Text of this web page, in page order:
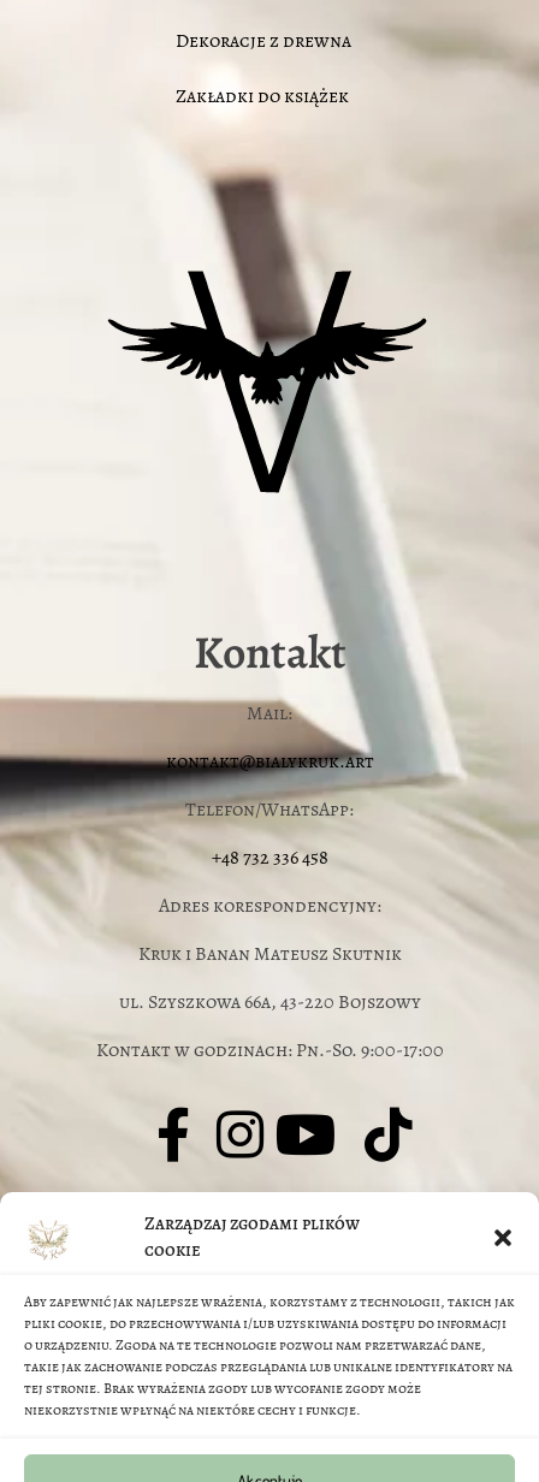
Zarządzaj zgodami plików
cookie
Aby zapewnić jak najlepsze wrażenia, korzystamy z technologii, takich jak
pliki cookie, do przechowywania i/lub uzyskiwania dostępu do informacji
o urządzeniu. Zgoda na te technologie pozwoli nam przetwarzać dane,
takie jak zachowanie podczas przeglądania lub unikalne identyfikatory na
tej stronie. Brak wyrażenia zgody lub wycofanie zgody może
niekorzystnie wpłynąć na niektóre cechy i funkcje.
Dekoracje z drewna
Zakładki do książek
Kontakt
Mail:
kontakt@bialykruk.art
Telefon/WhatsApp:
+48 732 336 458
Adres korespondencyjny:
Kruk i Banan Mateusz Skutnik
ul. Szyszkowa 66a, 43-220 Bojszowy
Kontakt w godzinach: Pn.-So. 9:00-17:00
© J.Jarczyk-Skutnik, M.Skutnik 2026
FAQ
Regulamin sklepu
Metody Płatności